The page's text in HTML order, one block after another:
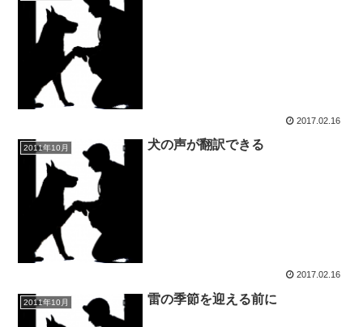
2017.02.16
2011年10月 犬の声が翻訳できる
2017.02.16
2011年10月 雷の季節を迎える前に